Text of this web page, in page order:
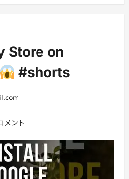
Store on
#shorts
メント